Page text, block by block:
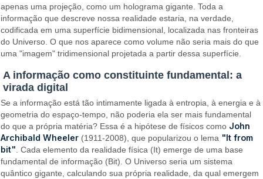
apenas uma projeção, como um holograma gigante. Toda a
informação que descreve nossa realidade estaria, na verdade,
codificada em uma superfície bidimensional, localizada nas fronteiras
do Universo. O que nos aparece como volume não seria mais do que
uma "imagem" tridimensional projetada a partir dessa superfície.
A informação como constituinte fundamental: a
virada digital
Se a informação está tão intimamente ligada à entropia, à energia e à
geometria do espaço-tempo, não poderia ela ser mais fundamental
do que a própria matéria? Essa é a hipótese de físicos como John
Archibald Wheeler (1911-2008), que popularizou o lema "It from
bit" . Cada elemento da realidade física (It) emerge de uma base
fundamental de informação (Bit). O Universo seria um sistema
quântico gigante, calculando sua própria realidade, da qual emergem